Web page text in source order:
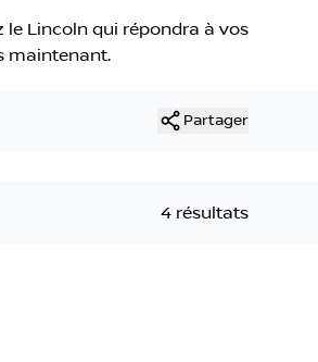
le Lincoln qui répondra à vos
maintenant.
Partager
4 résultats